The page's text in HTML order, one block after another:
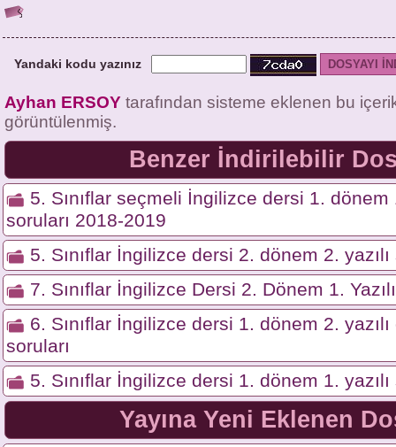
Yandaki kodu yazınız
Ayhan ERSOY tarafından sisteme eklenen bu
görüntülenmiş.
Benzer İndirilebilir
5. Sınıflar seçmeli İngilizce dersi 1. dönem
soruları 2018-2019
5. Sınıflar İngilizce dersi 2. dönem 2. yazılı
7. Sınıflar İngilizce Dersi 2. Dönem 1.
6. Sınıflar İngilizce dersi 1. dönem 2.
soruları
5. Sınıflar İngilizce dersi 1. dönem 1. yazılı
Yayına Yeni Eklenen